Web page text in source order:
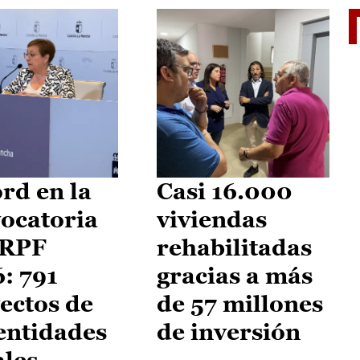
en la
791
de
Casi 16.000
viviendas
rehabilitadas
gracias a más
de 57 millones
de inversión